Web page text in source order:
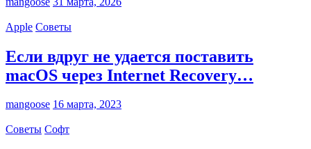
Apple Советы
Если вдруг не удается поставить
macOS через Internet Recovery…
mangoose 16 марта, 2023
Советы Софт